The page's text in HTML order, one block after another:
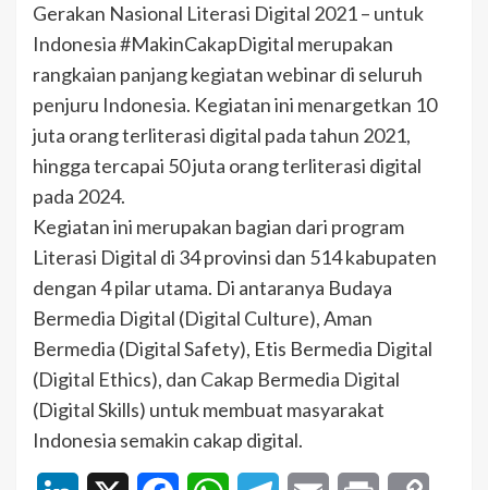
Gerakan Nasional Literasi Digital 2021 – untuk
Indonesia #MakinCakapDigital merupakan
rangkaian panjang kegiatan webinar di seluruh
penjuru Indonesia. Kegiatan ini menargetkan 10
juta orang terliterasi digital pada tahun 2021,
hingga tercapai 50 juta orang terliterasi digital
pada 2024.
Kegiatan ini merupakan bagian dari program
Literasi Digital di 34 provinsi dan 514 kabupaten
dengan 4 pilar utama. Di antaranya Budaya
Bermedia Digital (Digital Culture), Aman
Bermedia (Digital Safety), Etis Bermedia Digital
(Digital Ethics), dan Cakap Bermedia Digital
(Digital Skills) untuk membuat masyarakat
Indonesia semakin cakap digital.